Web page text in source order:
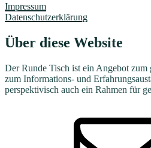
Impressum
Datenschutzerklärung
Über diese Website
Der Runde Tisch ist ein Angebot zum
zum Informations- und
perspektivisch auch ein Rahmen für